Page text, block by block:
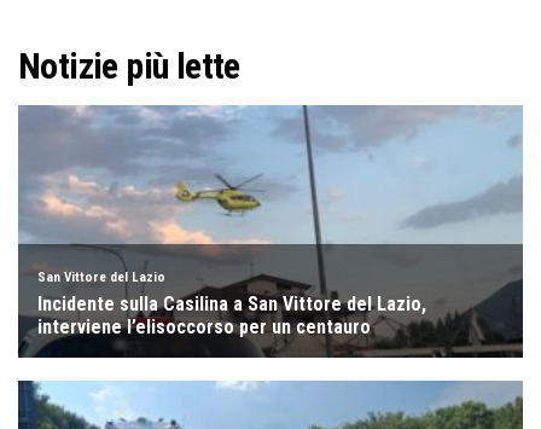
Notizie più lette